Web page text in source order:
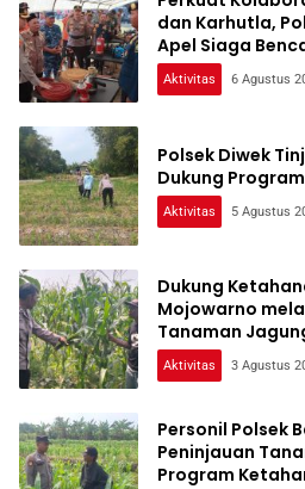
dan Karhutla,
Apel Siaga
Aktivitas 6 Agustus
Polsek Diwek
Dukung
Aktivitas 5 Agustus
Dukung
Mojowarno
Tanaman
Aktivitas 3 Agustus
Personil Polsek
Peninjauan
Program